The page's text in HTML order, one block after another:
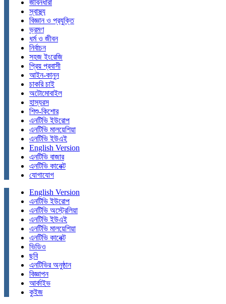
জীবনধারা
স্বাস্থ্য
বিজ্ঞান ও প্রযুক্তি
ভ্রমণ
ধর্ম ও জীবন
নির্বাচন
সহজ ইংরেজি
প্রিয় প্রবাসী
আইন-কানুন
চাকরি চাই
অটোমোবাইল
হাস্যরস
শিশু-কিশোর
এনটিভি ইউরোপ
এনটিভি মালয়েশিয়া
এনটিভি ইউএই
English Version
এনটিভি বাজার
এনটিভি কানেক্ট
যোগাযোগ
English Version
এনটিভি ইউরোপ
এনটিভি অস্ট্রেলিয়া
এনটিভি ইউএই
এনটিভি মালয়েশিয়া
এনটিভি কানেক্ট
ভিডিও
ছবি
এনটিভির অনুষ্ঠান
বিজ্ঞাপন
আর্কাইভ
কুইজ